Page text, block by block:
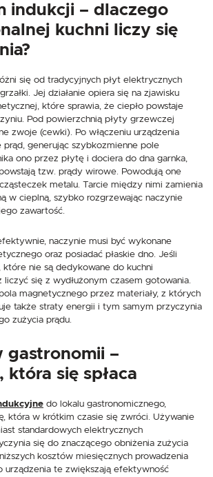
indukcji – dlaczego
kuchni liczy się
się od tradycyjnych płyt elektrycznych
Jej działanie opiera się na zjawisku
które sprawia, że ciepło powstaje
Pod powierzchnią płyty grzewczej
zwoje (cewki). Po włączeniu urządzenia
prąd, generując szybkozmienne pole
ono przez płytę i dociera do dna garnka,
tzw. prądy wirowe. Powodują one
metalu. Tarcie między nimi zamienia
w cieplną, szybko rozgrzewając naczynie
zawartość.
naczynie musi być wykonane
oraz posiadać płaskie dno. Jeśli
które nie są dedykowane do kuchni
liczyć się z wydłużonym czasem gotowania.
magnetycznego przez materiały, z których
także straty energii i tym samym przyczynia
zużycia prądu.
gastronomii –
która się spłaca
do lokalu gastronomicznego,
która w krótkim czasie się zwróci. Używanie
standardowych elektrycznych
się do znaczącego obniżenia zużycia
kosztów miesięcznych prowadzenia
urządzenia te zwiększają efektywność